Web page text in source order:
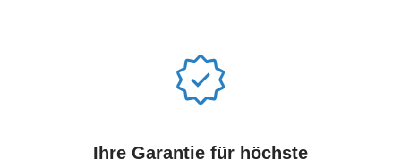
Ihre Garantie für höchste